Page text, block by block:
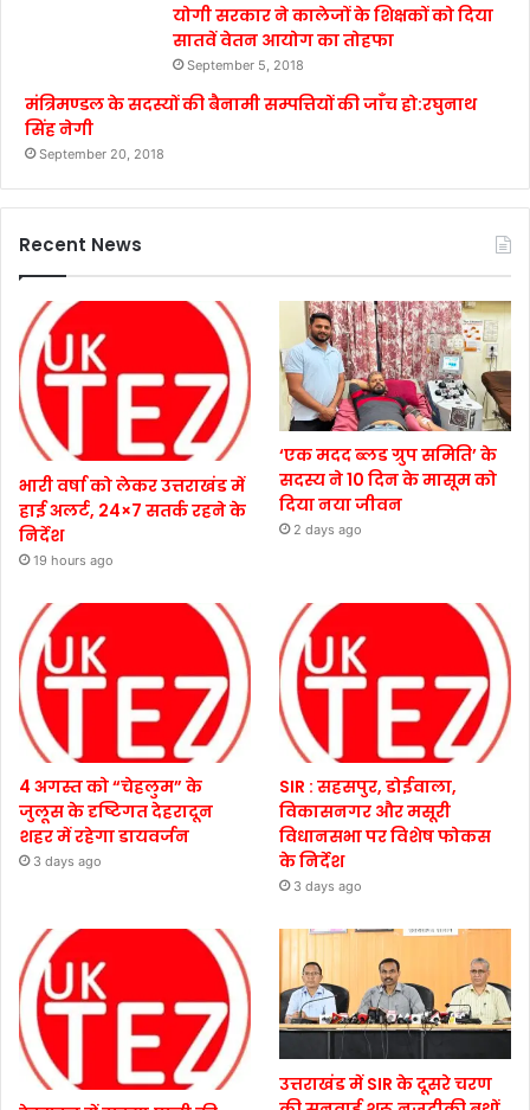
योगी सरकार ने कालेजों के शिक्षकों को दिया
सातवें वेतन आयोग का तोहफा
September 5, 2018
मंत्रिमण्डल के सदस्यों की बैनामी सम्पत्तियों की जाँच हो:रघुनाथ
सिंह नेगी
September 20, 2018
Recent News
भारी वर्षा को लेकर उत्तराखंड में
हाई अलर्ट, 24×7 सतर्क रहने के
निर्देश
19 hours ago
‘एक मदद ब्लड ग्रुप समिति’ के
सदस्य ने 10 दिन के मासूम को
दिया नया जीवन
2 days ago
4 अगस्त को “चेहलुम” के
जुलूस के दृष्टिगत देहरादून
शहर में रहेगा डायवर्जन
3 days ago
SIR : सहसपुर, डोईवाला,
विकासनगर और मसूरी
विधानसभा पर विशेष फोकस
के निर्देश
3 days ago
उत्तराखंड में SIR के दूसरे चरण